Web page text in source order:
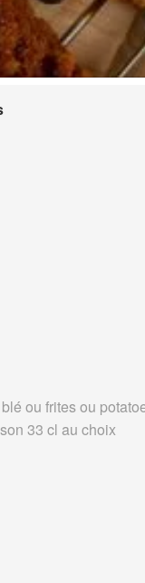
ou frites ou
33 cl au choix